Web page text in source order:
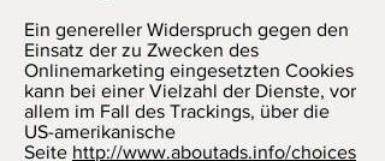
Ein genereller Widerspruch gegen den
Einsatz der zu Zwecken des
Onlinemarketing eingesetzten Cookies
kann bei einer Vielzahl der Dienste, vor
allem im Fall des Trackings, über die
US-amerikanische
Seite http://www.aboutads.info/choices